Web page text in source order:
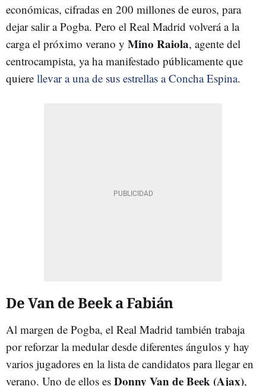
económicas, cifradas en 200 millones de euros, para
dejar salir a Pogba. Pero el Real Madrid volverá a la
carga el próximo verano y Mino Raiola, agente del
centrocampista, ya ha manifestado públicamente que
quiere llevar a una de sus estrellas a Concha Espina.
De Van de Beek a Fabián
Al margen de Pogba, el Real Madrid también trabaja
por reforzar la medular desde diferentes ángulos y hay
varios jugadores en la lista de candidatos para llegar en
verano. Uno de ellos es Donny Van de Beek (Ajax),